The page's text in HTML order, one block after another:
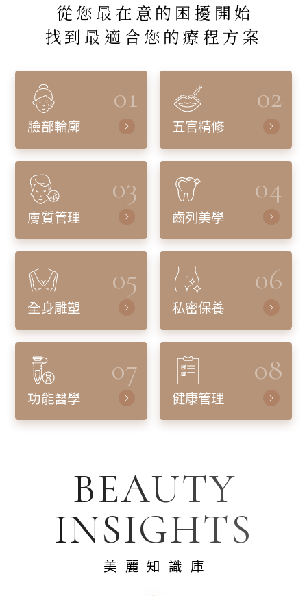
從您最在意的困擾開始
找到最適合您的療程方案
01
臉部輪廓
02
五官精修
03
膚質管理
04
齒列美學
05
全身雕塑
06
私密保養
07
功能醫學
08
健康管理
BEAUTY
INSIGHTS
美麗知識庫